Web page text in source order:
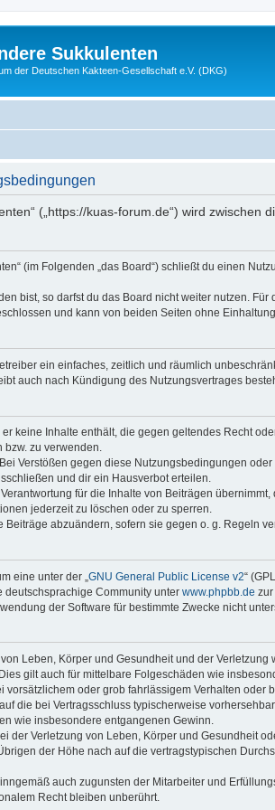
Sukkulenten
der Deutschen Kakteen-Gesellschaft e.V. (DKG)
(„https://kuas-forum.de“) wird
(im Folgenden „das Board“) schließt du einen
bist, so darfst du das Board nicht weiter nutzen.
und kann von beiden Seiten ohne
ein einfaches, zeitlich und räumlich
auch nach Kündigung des Nutzungsvertrages
keine Inhalte enthält, die gegen geltendes Recht
bzw. zu verwenden.
Verstößen gegen diese Nutzungsbedingungen
und dir ein Hausverbot erteilen.
für die Inhalte von Beiträgen
jederzeit zu löschen oder zu sperren.
Beiträge abzuändern, sofern sie gegen o. g. Regeln
eine unter der „ GNU General Public License v2“
Community unter www.phpbb.de
der Software für bestimmte Zwecke nicht
Leben, Körper und Gesundheit und der
gilt auch für mittelbare Folgeschäden wie
oder grob fahrlässigem Verhalten
die bei Vertragsschluss typischerweise
wie insbesondere entgangenen Gewinn.
der Verletzung von Leben, Körper und Gesundheit
der Höhe nach auf die vertragstypischen
auch zugunsten der Mitarbeiter und
Recht bleiben unberührt.